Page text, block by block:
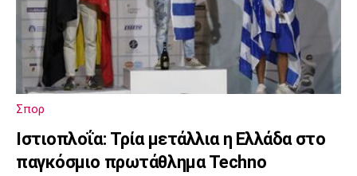
Λίβερπουλ
Μάντσεστερ
Γιουβέντους
Ίντερ Μίλαν Μπάγερν
Σπορ
Ιστιοπλοΐα: Τρία μετάλλια η Ελλάδα στο
παγκόσμιο πρωτάθλημα Techno